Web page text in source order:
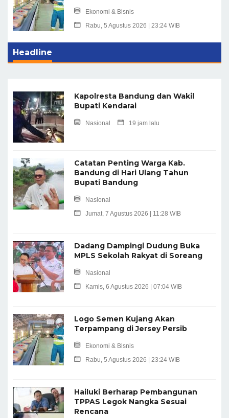
Ekonomi & Bisnis
Rabu, 5 Agustus 2026 | 23:24 WIB
Headline
Kapolresta Bandung dan Wakil
Bupati Kendarai
Nasional 19 jam lalu
Catatan Penting Warga Kab.
Bandung di Hari Ulang Tahun
Bupati Bandung
Nasional
Jumat, 7 Agustus 2026 | 11:28 WIB
Dadang Dampingi Dudung Buka
MPLS Sekolah Rakyat di Soreang
Nasional
Kamis, 6 Agustus 2026 | 07:04 WIB
Logo Semen Kujang Akan
Terpampang di Jersey Persib
Ekonomi & Bisnis
Rabu, 5 Agustus 2026 | 23:24 WIB
Hailuki Berharap Pembangunan
TPPAS Legok Nangka Sesuai
Rencana